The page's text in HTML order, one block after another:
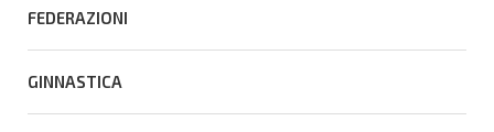
FEDERAZIONI
GINNASTICA